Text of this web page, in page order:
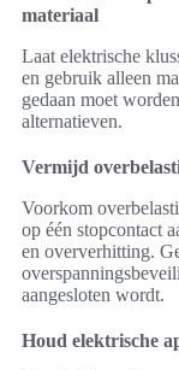
materiaal
Laat elektrische
en gebruik alleen
gedaan moet
alternatieven.
Vermijd
Voorkom
op één stopcontact
en oververhitting.
aangesloten wordt.
Houd elektrische